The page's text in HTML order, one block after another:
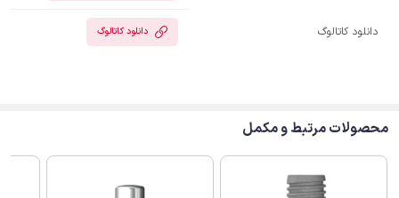
دانلود کاتالوگ دانلود کاتالوگ
محصولات مرتبط و مکمل